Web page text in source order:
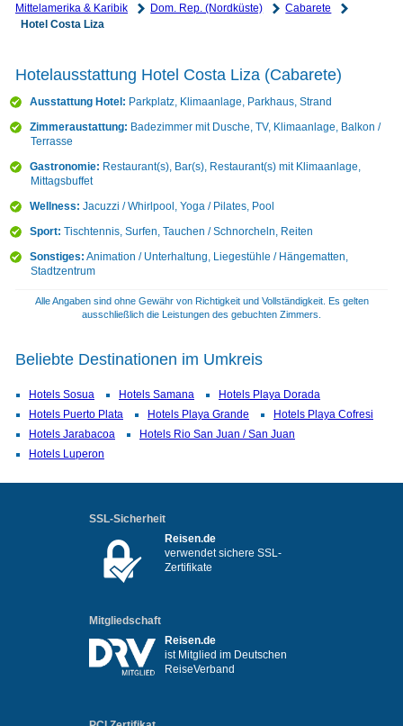
Mittelamerika & Karibik
Dom. Rep. (Nordküste)
Cabarete
Hotel Costa Liza
Hotelausstattung Hotel Costa Liza (Cabarete)
Ausstattung Hotel: Parkplatz, Klimaanlage, Parkhaus, Strand
Zimmeraustattung: Badezimmer mit Dusche, TV, Klimaanlage, Balkon /
Terrasse
Gastronomie: Restaurant(s), Bar(s), Restaurant(s) mit Klimaanlage,
Mittagsbuffet
Wellness: Jacuzzi / Whirlpool, Yoga / Pilates, Pool
Sport: Tischtennis, Surfen, Tauchen / Schnorcheln, Reiten
Sonstiges: Animation / Unterhaltung, Liegestühle / Hängematten,
Stadtzentrum
Alle Angaben sind ohne Gewähr von Richtigkeit und Vollständigkeit. Es gelten
ausschließlich die Leistungen des gebuchten Zimmers.
Beliebte Destinationen im Umkreis
Hotels Sosua Hotels Samana
Hotels Playa Dorada
Hotels Puerto Plata
Hotels Playa Grande
Hotels Playa Cofresi
Hotels Jarabacoa
Hotels Rio San Juan / San Juan
Hotels Luperon
SSL-Sicherheit
Reisen.de
verwendet sichere SSL-
Zertifikate
Mitgliedschaft
Reisen.de
ist Mitglied im Deutschen
ReiseVerband